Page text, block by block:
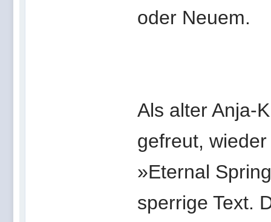
oder Neuem.
Als alter Anja-
gefreut,
»Eternal
sperrige Text.